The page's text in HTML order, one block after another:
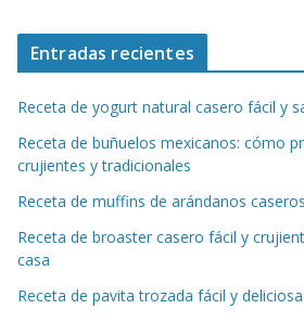
Entradas recientes
Receta de yogurt natural casero fácil y
Receta de buñuelos mexicanos: cómo
crujientes y tradicionales
Receta de muffins de arándanos
Receta de broaster casero fácil y
casa
Receta de pavita trozada fácil y